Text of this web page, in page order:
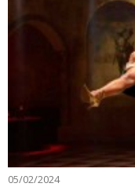
05/02/2024